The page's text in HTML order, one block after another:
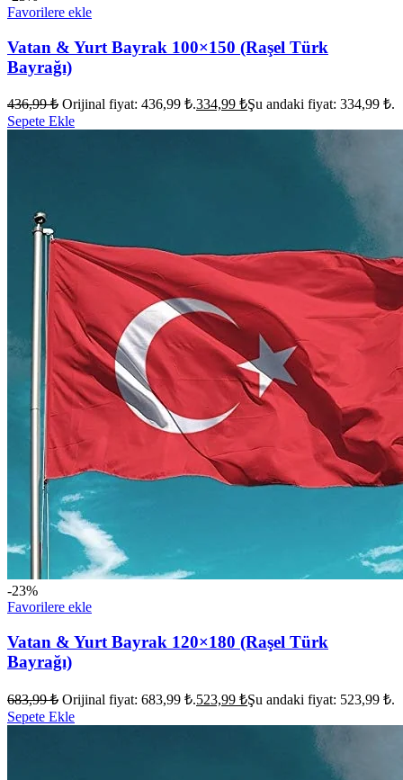
Favorilere ekle
Vatan & Yurt Bayrak 100×150 (Raşel Türk
Bayrağı)
436,99₺ Orijinal fiyat: 436,99 ₺.334,99 ₺Şu andaki fiyat: 334,99 ₺.
Sepete Ekle
-23%
Favorilere ekle
Vatan & Yurt Bayrak 120×180 (Raşel Türk
Bayrağı)
683,99₺ Orijinal fiyat: 683,99 ₺.523,99 ₺Şu andaki fiyat: 523,99 ₺.
Sepete Ekle